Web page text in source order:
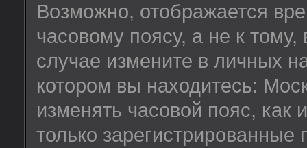
Возможно, отображается
часовому поясу, а не к
случае измените в личных
котором вы находитесь:
изменять часовой пояс, как
только